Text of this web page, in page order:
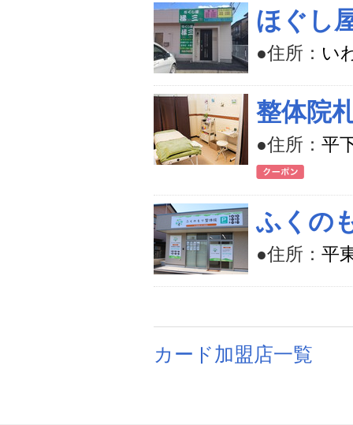
ほぐし
●住所： い
整体院
●住所： 平
ふくの
●住所： 平
カード加盟店一覧